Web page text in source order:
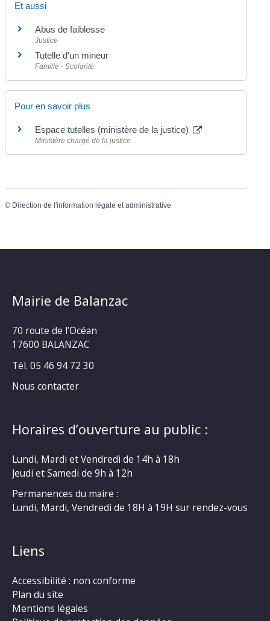
Et aussi
Abus de faiblesse
Justice
Tutelle d'un mineur
Famille - Scolarité
Pour en savoir plus
Espace tutelles (ministère de la justice)
Ministère chargé de la justice
© Direction de l'information légale et administrative
Mairie de Balanzac
70 route de l’Océan
17600 BALANZAC
Tél. 05 46 94 72 30
Nous contacter
Horaires d’ouverture au public :
Lundi, Mardi et Vendredi de 14h à 18h
Jeudi et Samedi de 9h à 12h
Permanences du maire :
Lundi, Mardi, Vendredi de 18H à 19H sur rendez-vous
Liens
Accessibilité : non conforme
Plan du site
Mentions légales